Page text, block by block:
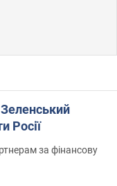
Росії
за фінансову